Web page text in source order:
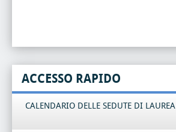
ACCESSO RAPIDO
CALENDARIO DELLE SEDUTE DI LAUREA